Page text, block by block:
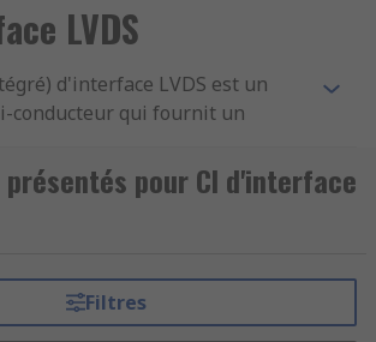
LVDS
d'interface LVDS est un
conducteur qui fournit un
de "Low tension Differential
différentielle basse
appelé TIA/EIA-644.
à faible consommation et à
grâce à l'utilisation de
pour CI d'interface
Filtres